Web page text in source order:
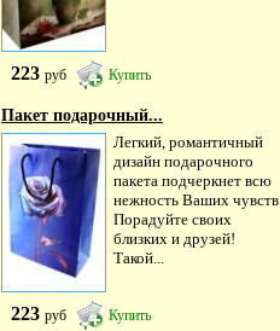
223 руб Купить
Пакет подарочный...
Легкий, романтичный
дизайн подарочного
пакета подчеркнет всю
нежность Ваших
Порадуйте своих
близких и друзей!
Такой...
223 руб Купить